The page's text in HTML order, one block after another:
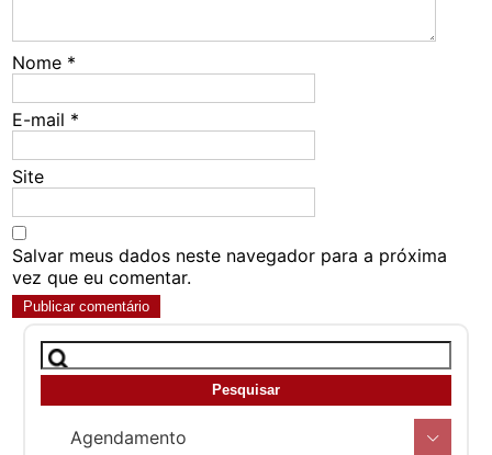
Nome *
E-mail *
Site
Salvar meus dados neste navegador para a próxima
vez que eu comentar.
Agendamento